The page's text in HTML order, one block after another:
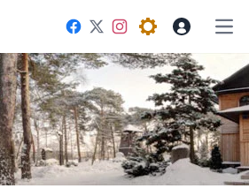
Facebook
TwitterInstagram
Open theme